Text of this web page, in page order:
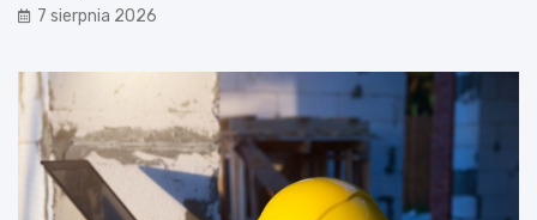
7 sierpnia 2026